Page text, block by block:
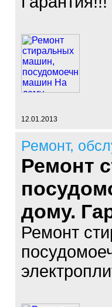
12.01.2013
Ремонт,
Ремонт
дому.
Ремонт